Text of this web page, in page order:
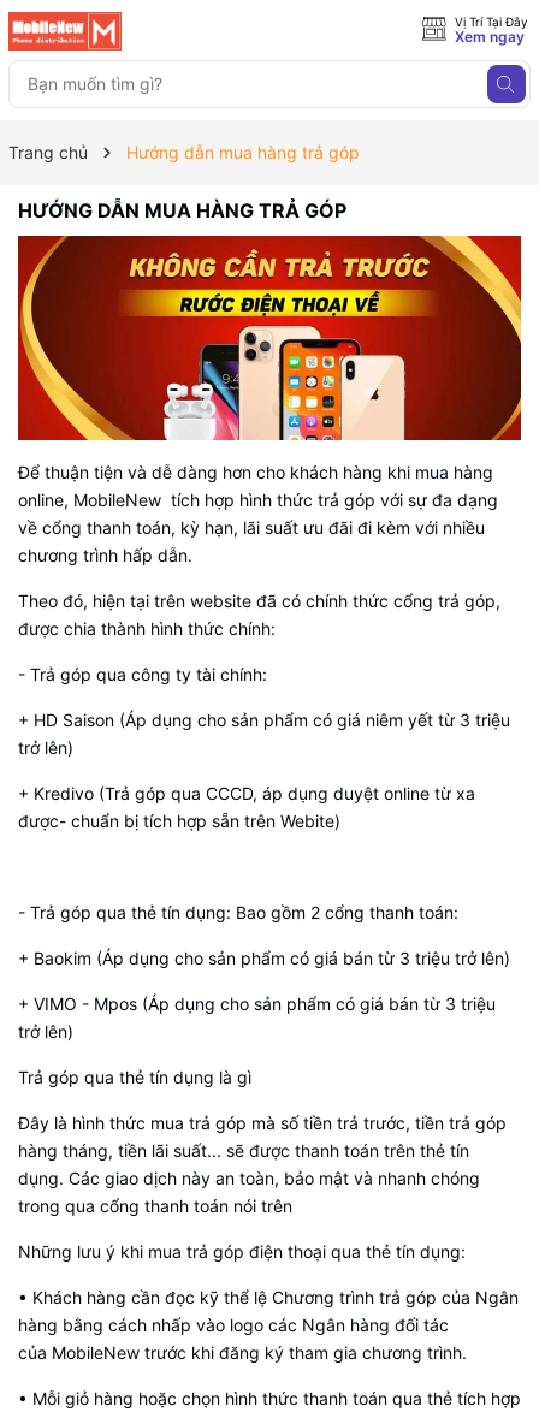
Vị Trí Tại Đây
Xem ngay
Trang chủ Hướng dẫn mua hàng trả góp
HƯỚNG DẪN MUA HÀNG TRẢ GÓP
Để thuận tiện và dễ dàng hơn cho khách hàng khi mua hàng
online, MobileNew tích hợp hình thức trả góp với sự đa dạng
về cổng thanh toán, kỳ hạn, lãi suất ưu đãi đi kèm với nhiều
chương trình hấp dẫn.
Theo đó, hiện tại trên website đã có chính thức cổng trả góp,
được chia thành hình thức chính:
- Trả góp qua công ty tài chính:
+ HD Saison (Áp dụng cho sản phẩm có giá niêm yết từ 3 triệu
trở lên)
+ Kredivo (Trả góp qua CCCD, áp dụng duyệt online từ xa
được- chuẩn bị tích hợp sẵn trên Webite)
- Trả góp qua thẻ tín dụng: Bao gồm 2 cổng thanh toán:
+ Baokim (Áp dụng cho sản phẩm có giá bán từ 3 triệu trở lên)
+ VIMO - Mpos (Áp dụng cho sản phẩm có giá bán từ 3 triệu
trở lên)
Trả góp qua thẻ tín dụng là gì
Đây là hình thức mua trả góp mà số tiền trả trước, tiền trả góp
hàng tháng, tiền lãi suất... sẽ được thanh toán trên thẻ tín
dụng. Các giao dịch này an toàn, bảo mật và nhanh chóng
trong qua cổng thanh toán nói trên
Những lưu ý khi mua trả góp điện thoại qua thẻ tín dụng:
• Khách hàng cần đọc kỹ thể lệ Chương trình trả góp của Ngân
hàng bằng cách nhấp vào logo các Ngân hàng đối tác
của MobileNew trước khi đăng ký tham gia chương trình.
• Mỗi giỏ hàng hoặc chọn hình thức thanh toán qua thẻ tích hợp